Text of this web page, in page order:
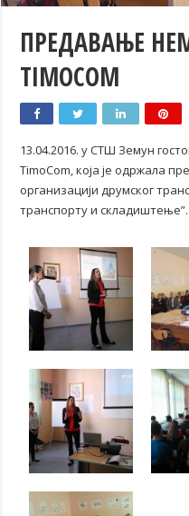
ПРЕДАВАЊЕ
TIMOCOM
13.04.2016. у СТШ Земун
TimoCom, која је одржала
организацији друмског
транспорту и складиштење”.